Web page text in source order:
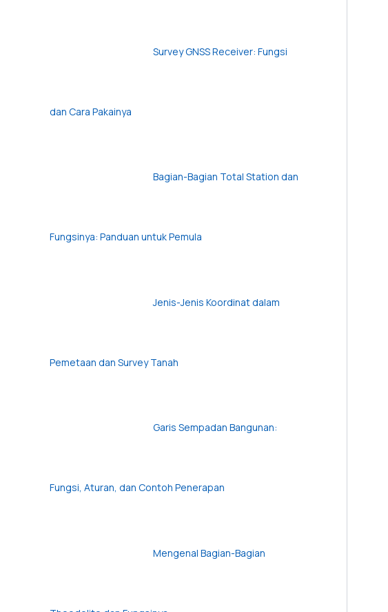
Survey GNSS Receiver: Fungsi
dan Cara Pakainya
Bagian-Bagian Total Station dan
Fungsinya: Panduan untuk Pemula
Jenis-Jenis Koordinat dalam
Pemetaan dan Survey Tanah
Garis Sempadan Bangunan:
Fungsi, Aturan, dan Contoh Penerapan
Mengenal Bagian-Bagian